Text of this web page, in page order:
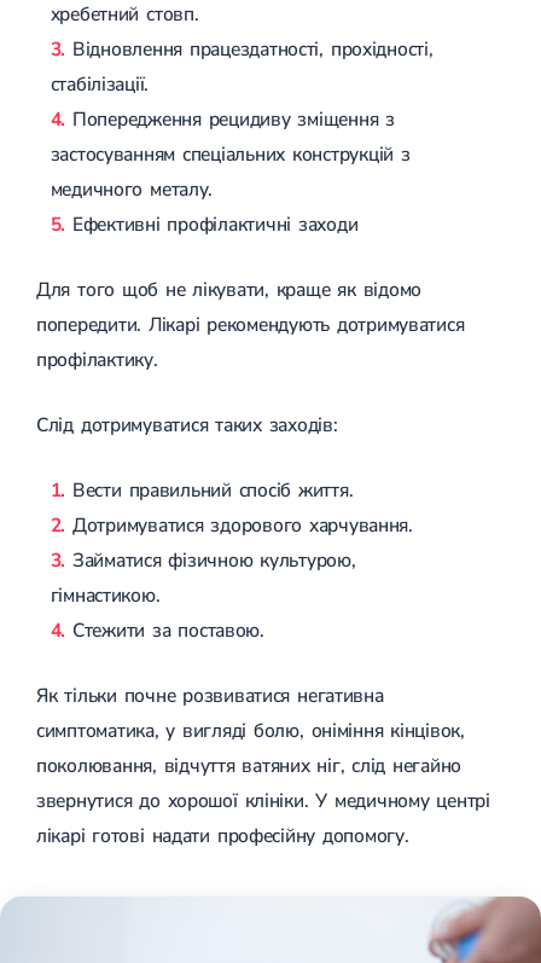
хребетний стовп.
Відновлення працездатності, прохідності,
стабілізації.
Попередження рецидиву зміщення з
застосуванням спеціальних конструкцій з
медичного металу.
Ефективні профілактичні заходи
Для того щоб не лікувати, краще як відомо
попередити. Лікарі рекомендують дотримуватися
профілактику.
Слід дотримуватися таких заходів:
Вести правильний спосіб життя.
Дотримуватися здорового харчування.
Займатися фізичною культурою,
гімнастикою.
Стежити за поставою.
Як тільки почне розвиватися негативна
симптоматика, у вигляді болю, оніміння кінцівок,
поколювання, відчуття ватяних ніг, слід негайно
звернутися до хорошої клініки. У медичному центрі
лікарі готові надати професійну допомогу.